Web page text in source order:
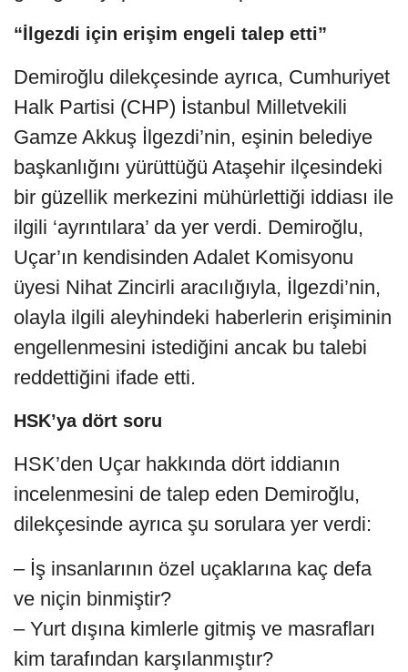
“İlgezdi için erişim engeli talep etti”
Demiroğlu dilekçesinde ayrıca, Cumhuriyet
Halk Partisi (CHP) İstanbul Milletvekili
Gamze Akkuş İlgezdi’nin, eşinin belediye
başkanlığını yürüttüğü Ataşehir ilçesindeki
bir güzellik merkezini mühürlettiği iddiası ile
ilgili ‘ayrıntılara’ da yer verdi. Demiroğlu,
Uçar’ın kendisinden Adalet Komisyonu
üyesi Nihat Zincirli aracılığıyla, İlgezdi’nin,
olayla ilgili aleyhindeki haberlerin erişiminin
engellenmesini istediğini ancak bu talebi
reddettiğini ifade etti.
HSK’ya dört soru
HSK’den Uçar hakkında dört iddianın
incelenmesini de talep eden Demiroğlu,
dilekçesinde ayrıca şu sorulara yer verdi:
– İş insanlarının özel uçaklarına kaç defa
ve niçin binmiştir?
– Yurt dışına kimlerle gitmiş ve masrafları
kim tarafından karşılanmıştır?